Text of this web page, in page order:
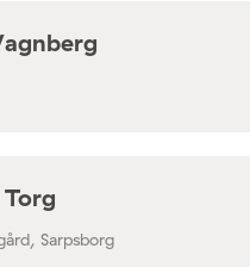
Sarpsborg